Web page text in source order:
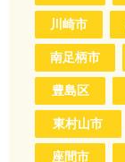
川崎市
南足柄市
豊島区
東村山市
座間市